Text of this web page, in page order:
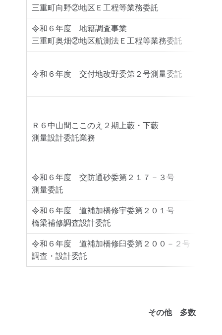
三重町向野②地区Ｅ工程等業務委託
令和６年度 地籍調査事業
三重町奥畑②地区航測法Ｅ工程等業務委託
令和６年度 交付地改野委第２号測量委託
Ｒ６中山間ここのえ２期上藪・下藪
測量設計委託業務
令和６年度 交防通砂委第２１７－３号
測量委託
令和６年度 道補加橋修宇委第２０１号
橋梁補修調査設計委託
令和６年度 道補加橋修臼委第２００－２号
調査・設計委託
その他 多数